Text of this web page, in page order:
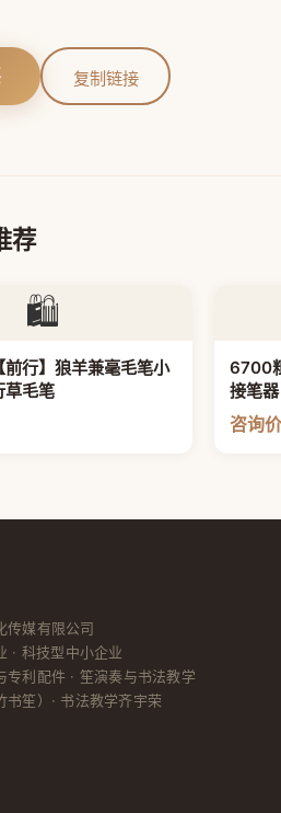
复制链接
荐
🛍️
前行】狼羊兼毫毛笔小
草毛笔
6700
接笔
杆加
器粗
咨询价
传媒有限公司
· 科技型中小企业
专利配件 · 笙演奏与书法教学
书笙）· 书法教学齐宇荣